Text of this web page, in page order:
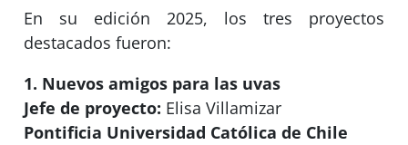
En su edición 2025, los tres proyectos
destacados fueron:
1. Nuevos amigos para las uvas
Jefe de proyecto: Elisa Villamizar
Pontificia Universidad Católica de Chile